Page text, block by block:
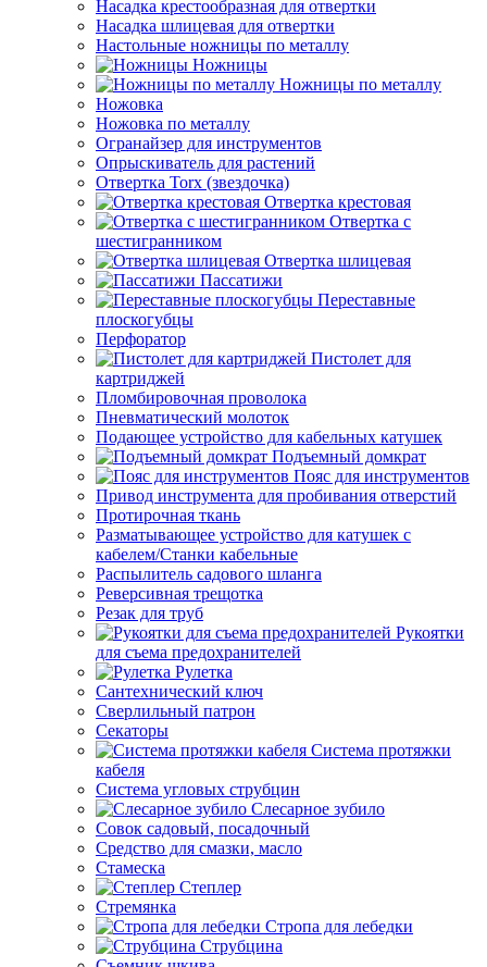
Насадка крестообразная для отвертки
Насадка шлицевая для отвертки
Настольные ножницы по металлу
Ножницы
Ножницы по металлу
Ножовка
Ножовка по металлу
Огранайзер для инструментов
Опрыскиватель для растений
Отвертка Torx (звездочка)
Отвертка крестовая
Отвертка с
шестигранником
Отвертка шлицевая
Пассатижи
Переставные
плоскогубцы
Перфоратор
Пистолет для
картриджей
Пломбировочная проволока
Пневматический молоток
Подающее устройство для кабельных катушек
Подъемный домкрат
Пояс для инструментов
Привод инструмента для пробивания отверстий
Протирочная ткань
Разматывающее устройство для катушек с
кабелем/Станки кабельные
Распылитель садового шланга
Реверсивная трещотка
Резак для труб
Рукоятки
для съема предохранителей
Рулетка
Сантехнический ключ
Сверлильный патрон
Секаторы
Система протяжки
кабеля
Система угловых струбцин
Слесарное зубило
Совок садовый, посадочный
Средство для смазки, масло
Стамеска
Степлер
Стремянка
Стропа для лебедки
Струбцина